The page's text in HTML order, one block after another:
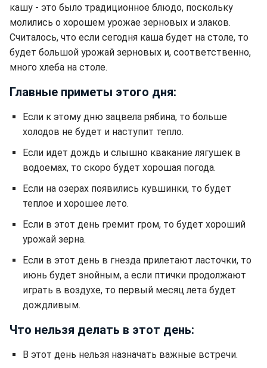
кашу - это было традиционное блюдо, поскольку
молились о хорошем урожае зерновых и злаков.
Считалось, что если сегодня каша будет на столе, то
будет большой урожай зерновых и, соответственно,
много хлеба на столе.
Главные приметы этого дня:
Если к этому дню зацвела рябина, то больше
холодов не будет и наступит тепло.
Если идет дождь и слышно квакание лягушек в
водоемах, то скоро будет хорошая погода.
Если на озерах появились кувшинки, то будет
теплое и хорошее лето.
Если в этот день гремит гром, то будет хороший
урожай зерна.
Если в этот день в гнезда прилетают ласточки, то
июнь будет знойным, а если птички продолжают
играть в воздухе, то первый месяц лета будет
дождливым.
Что нельзя делать в этот день:
В этот день нельзя назначать важные встречи.